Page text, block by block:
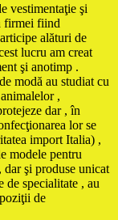
vestimentaţie şi
firmei fiind
alături de
lucru am creat
şi anotimp .
modă au studiat cu
,
dar , în
lor se
import Italia) ,
modele pentru
şi produse unicat
de specialitate , au
de